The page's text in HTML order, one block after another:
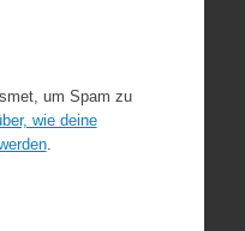
um Spam zu
wie deine
.